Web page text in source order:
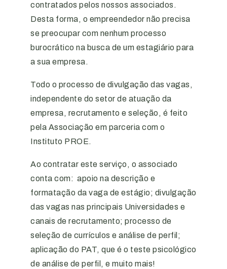
contratados pelos nossos associados.
Desta forma, o empreendedor não precisa
se preocupar com nenhum processo
burocrático na busca de um estagiário para
a sua empresa.
Todo o processo de divulgação das vagas,
independente do setor de atuação da
empresa, recrutamento e seleção, é feito
pela Associação em parceria com o
Instituto PROE.
Ao contratar este serviço, o associado
conta com: apoio na descrição e
formatação da vaga de estágio; divulgação
das vagas nas principais Universidades e
canais de recrutamento; processo de
seleção de currículos e análise de perfil;
aplicação do PAT, que é o teste psicológico
de análise de perfil, e muito mais!